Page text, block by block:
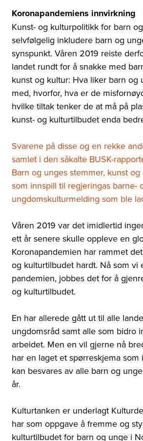
Koronapandemiens innvirkning
Kunst- og kulturpolitikk for barn
selvfølgelig inkludere barn og
synspunkt. Våren 2019 reiste
landet rundt for å snakke med
kunst og kultur: Hva liker barn og
med, hvorfor, hva er de
hvilke tiltak tenker de at må på
kunst- og kulturtilbudet enda
Svarene på disse og en rekke
samlet i den såkalte BUSK-
Barn og unges stemmer, kunst
som innspill til regjeringas barne-
ungdomskulturmelding som ble
Våren 2019 var det imidlertid
ett år senere skulle oppleve en
Koronapandemien har rammet
og kulturtilbudet hardt. Nå som vi
pandemien, jobbes det for å
og kulturtilbudet.
En har allerede gått ut til alle
ungdomsråd samt alle som bidro
arbeidet. Men en vil gjerne nå
har en laget et spørreskjema
kan besvares av alle barn og
år.
Kulturtanken er underlagt
har som oppgave å fremme og
kulturtilbudet for barn og unge i